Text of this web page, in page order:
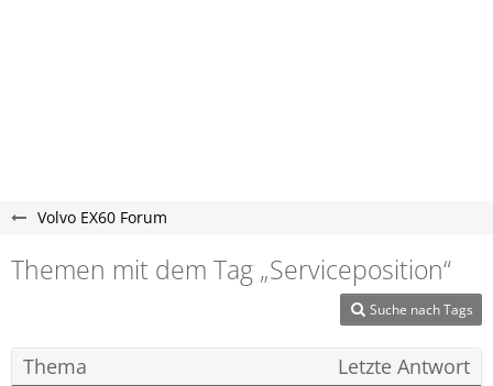
Volvo EX60 Forum
Themen mit dem Tag „Serviceposition“
Suche nach Tags
Thema Letzte Antwort